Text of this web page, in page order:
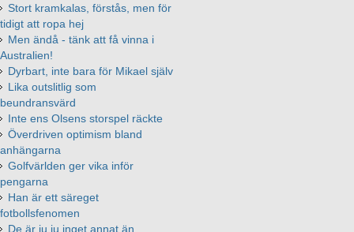
Stort kramkalas, förstås, men för
tidigt att ropa hej
Men ändå - tänk att få vinna i
Australien!
Dyrbart, inte bara för Mikael själv
Lika outslitlig som
beundransvärd
Inte ens Olsens storspel räckte
Överdriven optimism bland
anhängarna
Golfvärlden ger vika inför
pengarna
Han är ett säreget
fotbollsfenomen
De är ju ju inget annat än